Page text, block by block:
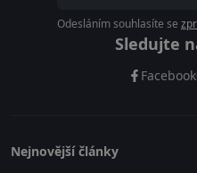
Odesláním souhlasíte se
Sledujte
Facebook
Nejnovější články